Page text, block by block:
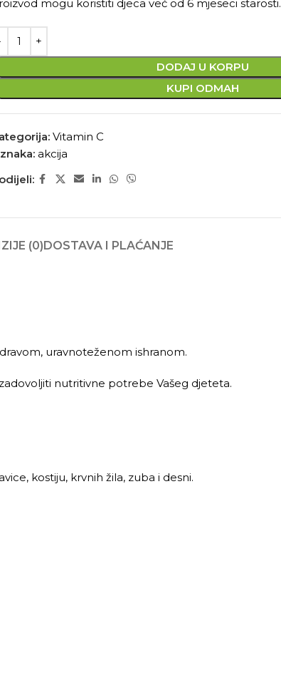
mogu koristiti djeca već od 6 mjeseci starosti.
DODAJ U KORPU
KUPI ODMAH
Vitamin C
akcija
(0)DOSTAVA I PLAĆANJE
uravnoteženom ishranom.
nutritivne potrebe Vašeg djeteta.
kostiju, krvnih žila, zuba i desni.